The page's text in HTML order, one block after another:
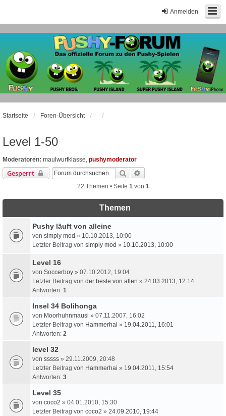
Anmelden
Startseite Foren-Übersicht
Level 1-50
Moderatoren: maulwurfklasse, pushymoderator
Gesperrt Suche
22 Themen • Seite 1von 1
Themen
Pushy läuft von alleine
von simply mod » 10.10.2013, 10:00
Letzter Beitrag von simply mod » 10.10.2013, 10:00
Level 16
von Soccerboy » 07.10.2012, 19:04
Letzter Beitrag von der beste von allen » 24.03.2013, 12:14
Antworten: 1
Insel 34 Bolihonga
von Moorhuhnmausi » 07.11.2007, 16:02
Letzter Beitrag von Hammerhai » 19.04.2011, 16:01
Antworten: 2
level 32
von sssss » 29.11.2009, 20:48
Letzter Beitrag von Hammerhai » 19.04.2011, 15:54
Antworten: 3
Level 35
von coco2 » 04.01.2010, 15:30
Letzter Beitrag von coco2 » 24.09.2010, 19:44